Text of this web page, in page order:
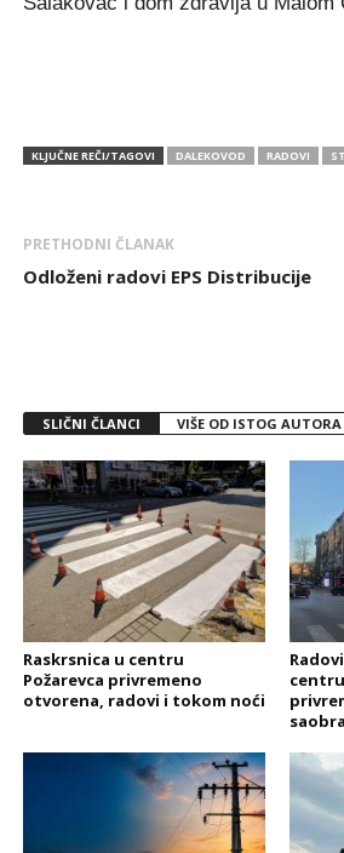
KLJUČNE REČI/TAGOVI DALEKOVOD RADOVI
PRETHODNI ČLANAK
Odloženi radovi EPS Distribucije
SLIČNI ČLANCI VIŠE OD ISTOG AUTORA
Raskrsnica u centru
Požarevca privremeno
otvorena, radovi i tokom noći